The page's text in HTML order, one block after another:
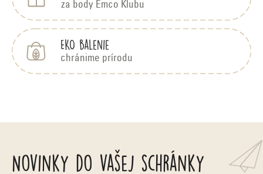
za body Emco Klubu
EKO balenie
chránime prírodu
Novinky do vašej schránky